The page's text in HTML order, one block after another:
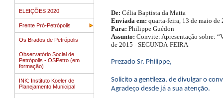
ELEIÇÕES 2020
Frente Pró-Petrópolis
Os Brados de Petrópolis
Observatório Social de
Petrópolis - OSPetro (em
formação)
INK: Instituto Koeler de
Planejamento Municipal
De: Célia Baptista da Matta
Enviada em: quarta-feira, 13 de maio de
Para: Philippe Guédon
Assunto: Convite: Apresentação sobre:
de 2015 - SEGUNDA-FEIRA
Prezado Sr. Philippe,
Solicito a gentileza, de divulgar o
Agradeço desde já a sua atenção.